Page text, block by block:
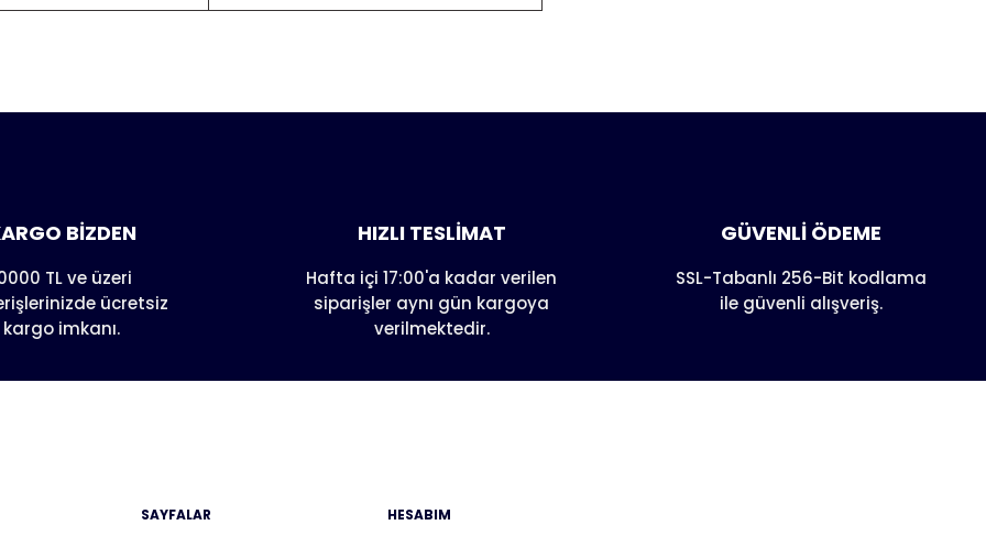
Yorum Yaz
Soru Sor
yetersiz gördüğünüz noktaları öneri formunu kullanarak
BİZDEN
TL ve üzeri
ücretsiz
kargo imkanı.
HIZLI TESLİMAT
Hafta içi 17:00'a kadar verilen
siparişler aynı gün kargoya
verilmektedir.
GÜVENLİ ÖDEME
SSL-Tabanlı 256-Bit kodlama
ile güvenli alışveriş.
SAYFALAR HESABIM